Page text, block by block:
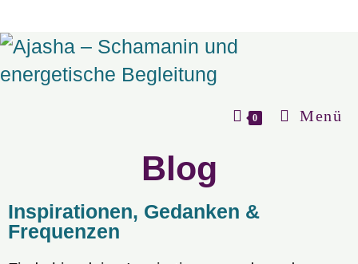
0 Menü
Blog
Inspirationen, Gedanken &
Frequenzen